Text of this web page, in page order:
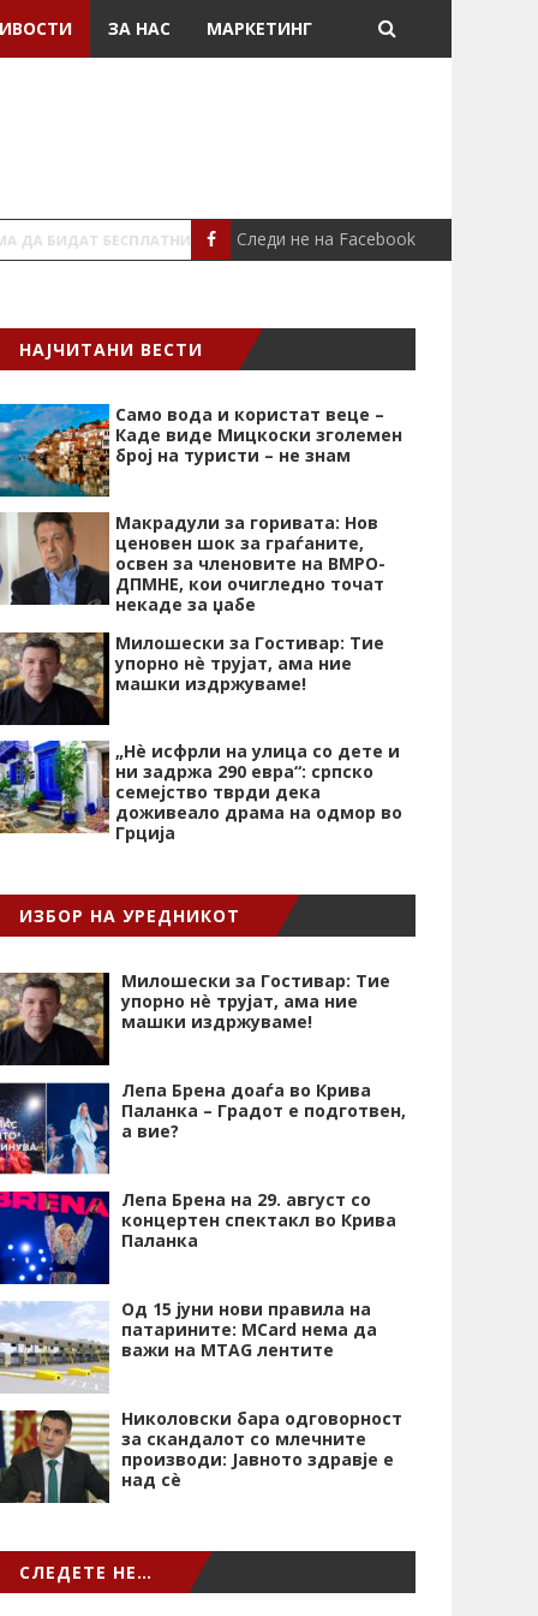
ЗА НАС МАРКЕТИНГ
МАКЕДОНИЈА
Следи не на Facebook
НАЈЧИТАНИ ВЕСТИ
Само вода и користат веце –
Каде виде Мицкоски зголемен
број на туристи – не знам
Макрадули за горивата: Нов
ценовен шок за граѓаните,
освен за членовите на ВМРО-
ДПМНЕ, кои очигледно точат
некаде за џабе
Милошески за Гостивар: Тие
упорно нѐ трујат, ама ние
машки издржуваме!
„Нѐ исфрли на улица со дете и
ни задржа 290 евра“: српско
семејство тврди дека
доживеало драма на одмор во
Грција
ИЗБОР НА УРЕДНИКОТ
Милошески за Гостивар: Тие
упорно нѐ трујат, ама ние
машки издржуваме!
Лепа Брена доаѓа во Крива
Паланка – Градот е подготвен,
а вие?
Лепа Брена на 29. август со
концертен спектакл во Крива
Паланка
Од 15 јуни нови правила на
патарините: MCard нема да
важи на MTAG лентите
Николовски бара одговорност
за скандалот со млечните
производи: Јавното здравје е
над сѐ
СЛЕДЕТЕ НЕ…